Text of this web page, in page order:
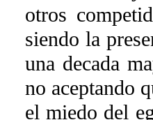
otros
siendo la
una decada
no aceptando
el miedo del